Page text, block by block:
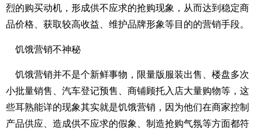
烈的购买动机，形成供不应求的抢购现象，从而达到稳定商
品价格、获取较高收益、维护品牌形象等目的的营销手段。
饥饿营销不神秘
饥饿营销并不是个新鲜事物，限量版服装出售、楼盘多次
小批量销售、汽车登记预售、商铺顾托入店大量购物等，这
些耳熟能详的现象其实就是饥饿营销，因为他们在商家控制
产品供应、造成供不应求的假象、制造抢购气氛等方面都符